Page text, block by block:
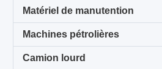
Matériel de manutention
Machines pétrolières
Camion lourd